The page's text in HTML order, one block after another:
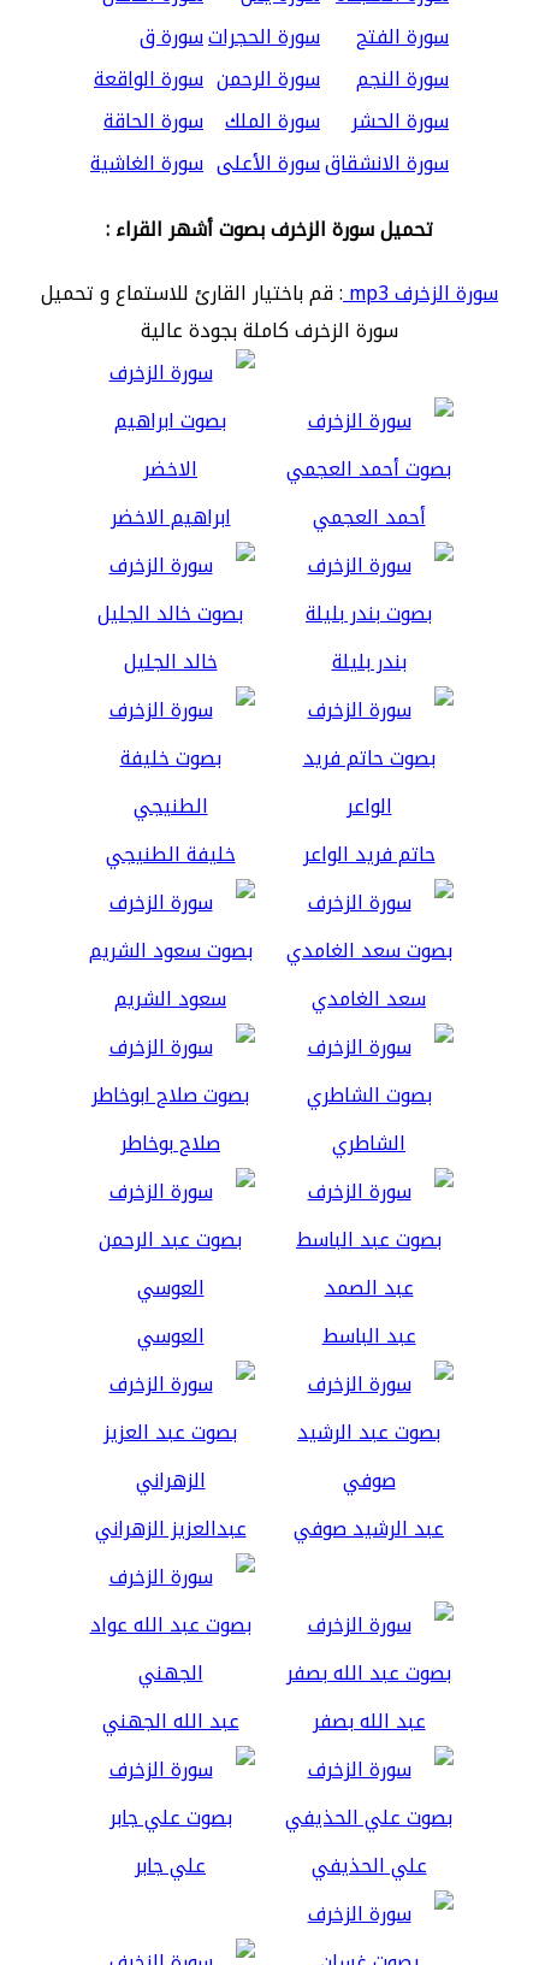
سورة الفتح
سورة الحجراتسورة ق
سورة النجم
سورة الرحمن سورة الواقعة
سورة الحشر
سورة الملك سورة الحاقة
سورة الانشقاقسورة الأعلى سورة الغاشية
تحميل سورة الزخرف بصوت أشهر القراء :
سورة الزخرف mp3
: قم باختيار القارئ للاستماع و تحميل
سورة الزخرف كاملة بجودة عالية
أحمد العجمي ابراهيم الاخضر
بندر بليلة خالد الجليل
حاتم فريد الواعر خليفة الطنيجي
سعد الغامدي سعود الشريم
الشاطري صلاح بوخاطر
عبد الباسط العوسي
عبد الرشيد صوفي عبدالعزيز الزهراني
عبد الله بصفر عبد الله الجهني
علي الحذيفي علي جابر